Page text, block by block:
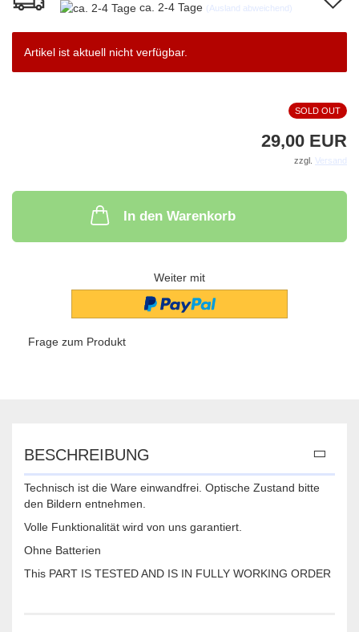
ca. 2-4 Tage (Ausland abweichend)
Artikel ist aktuell nicht verfügbar.
SOLD OUT
29,00 EUR
zzgl. Versand
In den Warenkorb
Weiter mit
Frage zum Produkt
BESCHREIBUNG
Technisch ist die Ware einwandfrei. Optische Zustand bitte
den Bildern entnehmen.
Volle Funktionalität wird von uns garantiert.
Ohne Batterien
This PART IS TESTED AND IS IN FULLY WORKING ORDER